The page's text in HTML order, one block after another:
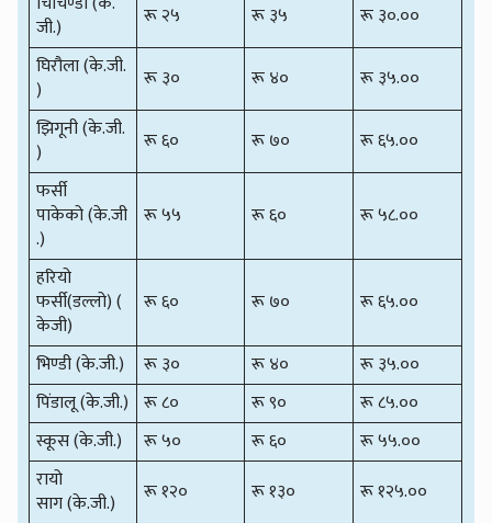
जी.)
रू २५ रू ३५
रू ३०.००
घिरौला (के.जी.
)
रू ३० रू ४०
रू ३५.००
झिगूनी (के.जी.
)
रू ६० रू ७०
रू ६५.००
फर्सी
पाकेको (के.जी
.)
रू ५५ रू ६० रू ५८.००
हरियो
फर्सी(डल्लो) (
केजी)
रू ६० रू ७० रू ६५.००
भिण्डी (के.जी.) रू ३० रू ४०
रू ३५.००
पिंडालू (के.जी.) रू ८० रू ९०
रू ८५.००
स्कूस (के.जी.)
रू ५० रू ६०
रू ५५.००
रायो
साग (के.जी.)
रू १२० रू १३०
रू १२५.००